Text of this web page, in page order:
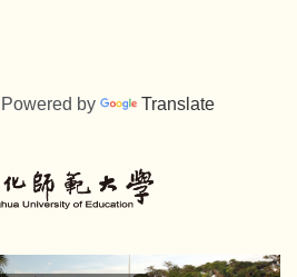
Powered by
Translate